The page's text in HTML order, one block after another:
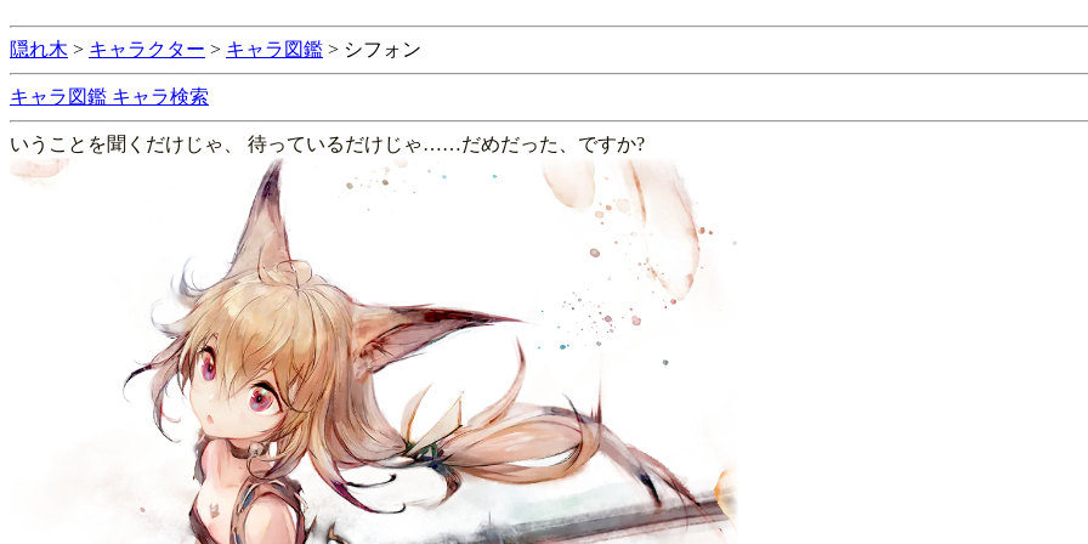
隠れ木 > キャラクター > キャラ図鑑 > シフォン
キャラ図鑑 キャラ検索
いうことを聞くだけじゃ、 待っているだけじゃ……だめだった、ですか?